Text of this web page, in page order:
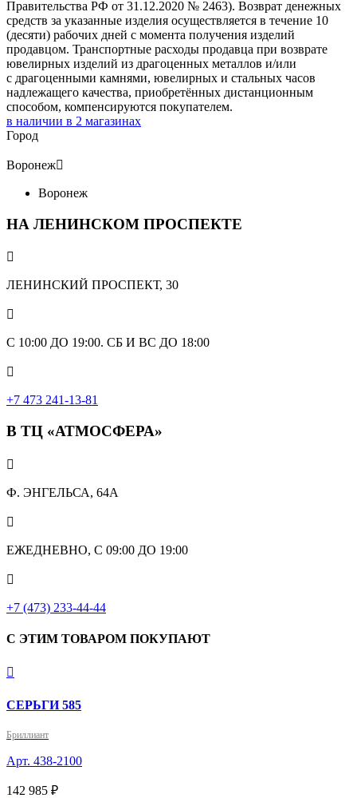
Правительства РФ от 31.12.2020 № 2463). Возврат денежных
средств за указанные изделия осуществляется в течение 10
(десяти) рабочих дней с момента получения изделий
продавцом. Транспортные расходы продавца при возврате
ювелирных изделий из драгоценных металлов и/или
с драгоценными камнями, ювелирных и стальных часов
надлежащего качества, приобретённых дистанционным
способом, компенсируются покупателем.
в наличии в 2 магазинах
Город
Воронеж
Воронеж
НА ЛЕНИНСКОМ ПРОСПЕКТЕ

ЛЕНИНСКИЙ ПРОСПЕКТ, 30

С 10:00 ДО 19:00. СБ И ВС ДО 18:00

+7 473 241-13-81
В ТЦ «АТМОСФЕРА»

Ф. ЭНГЕЛЬСА, 64А

ЕЖЕДНЕВНО, С 09:00 ДО 19:00

+7 (473) 233-44-44
С ЭТИМ ТОВАРОМ ПОКУПАЮТ

СЕРЬГИ 585
Бриллиант
Арт. 438-2100
142 985 ₽